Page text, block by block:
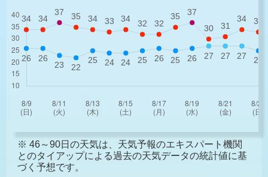
※ 46～90日の天気は、天気予報のエキスパート機関
とのタイアップによる過去の天気データの統計値に基
づく予想です。